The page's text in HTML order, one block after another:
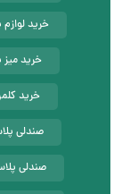
خرید
خرید میز
خرید
صندلی
صندلی